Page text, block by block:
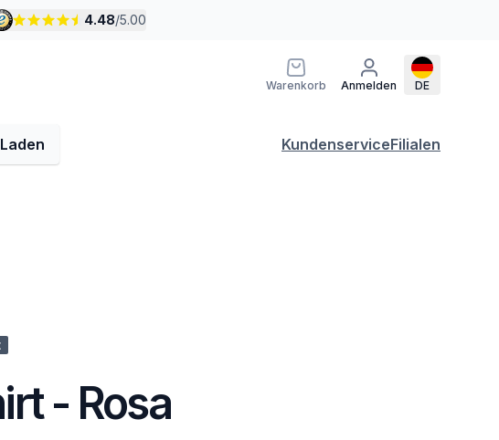
4.48/5.00
Warenkorb Anmelden DE
KundenserviceFilialen
- Rosa